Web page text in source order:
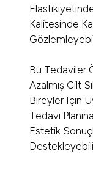
Kalitesinde
Bu Tedaviler
Azalmış Cilt
Bireyler Için
Tedavi
Estetik